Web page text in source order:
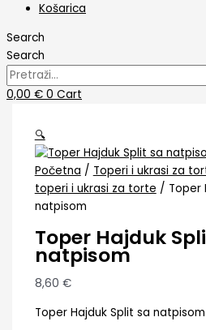
Košarica
Search
Search
0,00 € 0 Cart
🔍
Početna / Toperi i ukrasi za
toperi i ukrasi za torte / Toper
natpisom
Toper Hajduk
natpisom
8,60 €
Toper Hajduk Split sa natpisom